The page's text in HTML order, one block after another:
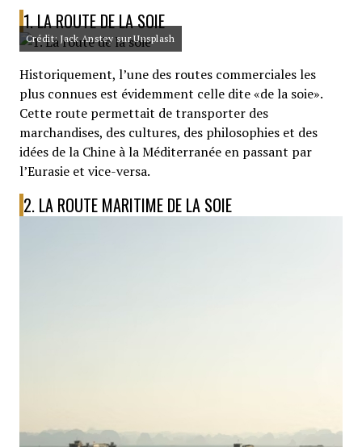
1. LA ROUTE DE LA SOIE
Crédit: Jack Anstey sur Unsplash
Historiquement, l’une des routes commerciales les
plus connues est évidemment celle dite «de la soie».
Cette route permettait de transporter des
marchandises, des cultures, des philosophies et des
idées de la Chine à la Méditerranée en passant par
l’Eurasie et vice-versa.
2. LA ROUTE MARITIME DE LA SOIE